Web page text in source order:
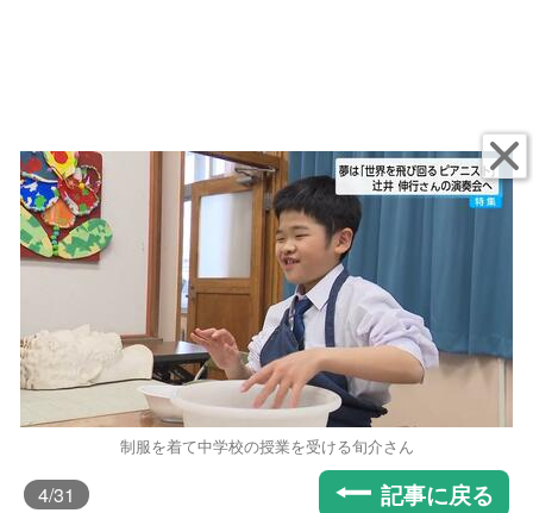
制服を着て中学校の授業を受ける旬介さん
4/31 記事に戻る